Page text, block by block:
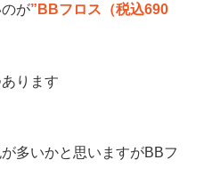
が”BBフロス（税込690
ります
多いかと思いますがBBフ